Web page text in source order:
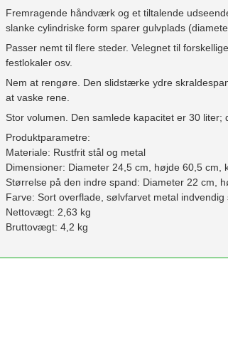
Fremragende håndværk og et tiltalende
slanke cylindriske form sparer gulvplads
Passer nemt til flere steder. Velegnet til
festlokaler osv.
Nem at rengøre. Den slidstærke ydre
at vaske rene.
Stor volumen. Den samlede kapacitet er 30
Produktparametre:
Materiale: Rustfrit stål og metal
Dimensioner: Diameter 24,5 cm, højde 60,5 cm,
Størrelse på den indre spand: Diameter 22 cm,
Farve: Sort overflade, sølvfarvet metal indvendig
Nettovægt: 2,63 kg
Bruttovægt: 4,2 kg